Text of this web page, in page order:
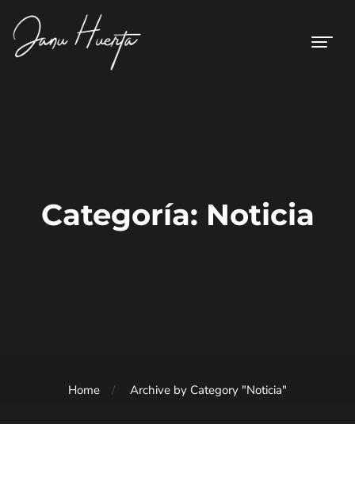
Categoría: Noticia
Home Archive by Category "Noticia"